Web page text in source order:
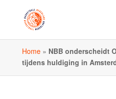
Home» NBB onderscheidt
tijdens huldiging in